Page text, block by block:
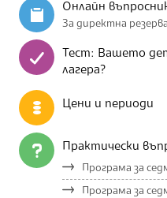
Онлайн
За директна
Тест: Вашето
лагера?
Цени и периоди
Практически
Програма за
Програма за